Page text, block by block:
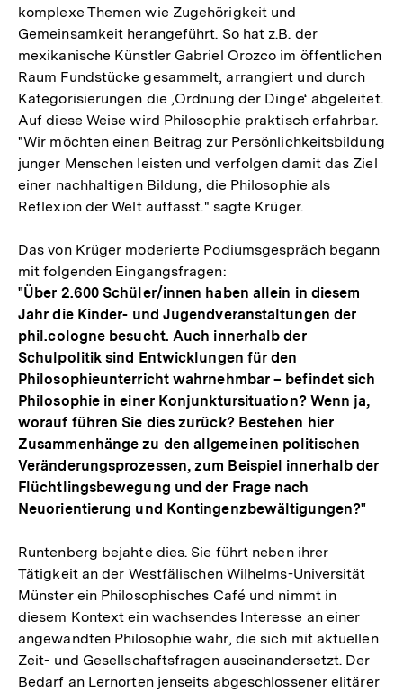
komplexe Themen wie Zugehörigkeit und
Gemeinsamkeit herangeführt. So hat z.B. der
mexikanische Künstler Gabriel Orozco im öffentlichen
Raum Fundstücke gesammelt, arrangiert und durch
Kategorisierungen die ‚Ordnung der Dinge‘ abgeleitet.
Auf diese Weise wird Philosophie praktisch erfahrbar.
"Wir möchten einen Beitrag zur Persönlichkeitsbildung
junger Menschen leisten und verfolgen damit das Ziel
einer nachhaltigen Bildung, die Philosophie als
Reflexion der Welt auffasst." sagte Krüger.
Das von Krüger moderierte Podiumsgespräch begann
mit folgenden Eingangsfragen:
"Über 2.600 Schüler/innen haben allein in diesem
Jahr die Kinder- und Jugendveranstaltungen der
phil.cologne besucht. Auch innerhalb der
Schulpolitik sind Entwicklungen für den
Philosophieunterricht wahrnehmbar – befindet sich
Philosophie in einer Konjunktursituation? Wenn ja,
worauf führen Sie dies zurück? Bestehen hier
Zusammenhänge zu den allgemeinen politischen
Veränderungsprozessen, zum Beispiel innerhalb der
Flüchtlingsbewegung und der Frage nach
Neuorientierung und Kontingenzbewältigungen?"
Runtenberg bejahte dies. Sie führt neben ihrer
Tätigkeit an der Westfälischen Wilhelms-Universität
Münster ein Philosophisches Café und nimmt in
diesem Kontext ein wachsendes Interesse an einer
angewandten Philosophie wahr, die sich mit aktuellen
Zeit- und Gesellschaftsfragen auseinandersetzt. Der
Bedarf an Lernorten jenseits abgeschlossener elitärer